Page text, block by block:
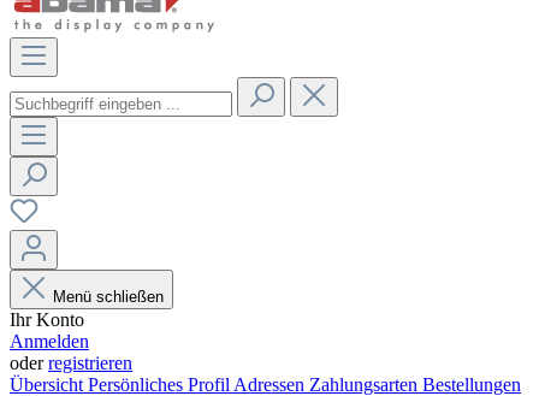
Menü schließen
Ihr Konto
Anmelden
oderregistrieren
Übersicht Persönliches Profil Adressen Zahlungsarten Bestellungen